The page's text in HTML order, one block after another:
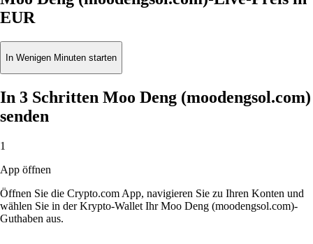
EUR
In Wenigen Minuten starten
In 3 Schritten Moo Deng (moodengsol.com)
senden
1
App öffnen
Öffnen Sie die Crypto.com App, navigieren Sie zu Ihren Konten und
wählen Sie in der Krypto-Wallet Ihr Moo Deng (moodengsol.com)-
Guthaben aus.